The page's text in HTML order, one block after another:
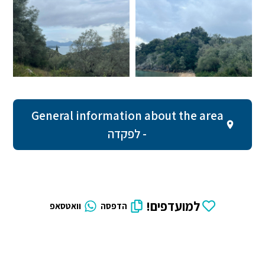
General information about the area
- לפקדה
למועדפים! הדפסה וואטסאפ